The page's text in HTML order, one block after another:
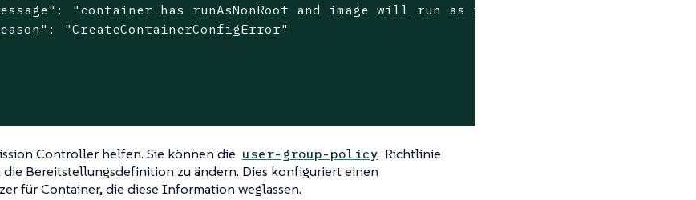
"container has runAsNonRoot and image will run as root (pod: \"nginx-
"CreateContainerConfigError"
Controller helfen. Sie können die user-group-policy Richtlinie
die Bereitstellungsdefinition zu ändern. Dies konfiguriert einen
für Container, die diese Information weglassen.